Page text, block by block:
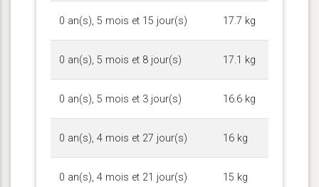
0 an(s), 5 mois et 15 jour(s) 17.7 kg
0 an(s), 5 mois et 8 jour(s) 17.1 kg
0 an(s), 5 mois et 3 jour(s) 16.6 kg
0 an(s), 4 mois et 27 jour(s) 16 kg
0 an(s), 4 mois et 21 jour(s) 15 kg